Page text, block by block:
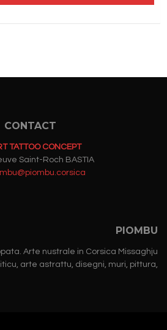
CONTACT
TATTOO CONCEPT
Saint-Roch BASTIA
PIOMBU
Arte nustrale in Corsica Missaghju
arte astrattu, disegni, muri, pittura,